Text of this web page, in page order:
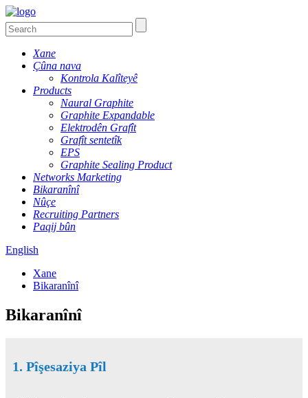
Xane
Çûna nava
Kontrola Kalîteyê
Products
Naural Graphite
Graphite Expandable
Elektrodên Grafît
Grafît sentetîk
EPS
Graphite Sealing Product
Networks Marketing
Bikaranînî
Nûçe
Recruiting Partners
Paqij bûn
English
Xane
Bikaranînî
Bikaranînî
1. Pîşesaziya Pîl